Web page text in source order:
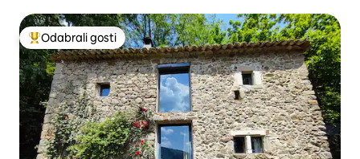
Među najviše rangiranima s oznakom „Odabrali gosti”
Odabrali gosti